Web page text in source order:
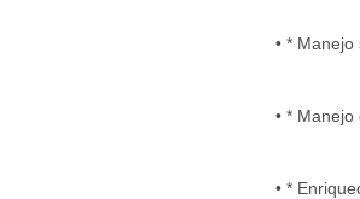
• *
• *
• *